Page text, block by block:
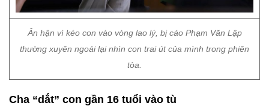
Ân hận vì kéo con vào vòng lao lý, bị cáo Phạm Văn Lập
thường xuyên ngoái lại nhìn con trai út của mình trong phiên
tòa.
Cha “dắt” con gần 16 tuổi vào tù